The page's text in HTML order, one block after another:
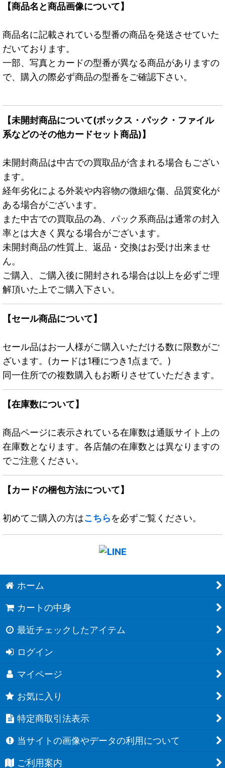
【商品名と商品画像について】
商品名に記載されている型番の商品を発送させていた
だいております。
一部、写真とカードの型番が異なる商品がありますの
で、購入の際必ず商品の型番をご確認下さい。
【未開封商品について(ボックス・パック・ファイル
系などのその他カードセット商品)】
未開封商品は中古での買取品が含まれる場合もござい
ます。
経年劣化による外装や内容物の微細な傷、品質変化が
ある場合がございます。
また中古での買取品の為、パック系商品は通常の封入
率とは大きく異なる場合がございます。
未開封商品の性質上、返品・交換はお受け出来ませ
ん。
ご購入、ご購入後に開封される場合は以上を必ずご理
解頂いた上でご購入下さい。
【セール商品について】
セール品はお一人様がご購入いただける数に限数がご
ざいます。(カードは1種につき1点まで。)
同一住所での複数購入もお断りさせていただきます。
【在庫数について】
商品ページに表示されている在庫数は通販サイト上の
在庫数となります。各店舗の在庫数とは異なりますの
でご注意ください。
【カードの梱包方法について】
初めてご購入の方はこちらを必ずご覧ください。
ホーム
カートの中身
最近チェックしたアイテム
ログイン
マイページ
お気に入り
特定商取引法表示
当サイトの画像やデータの利用について
ご利用案内